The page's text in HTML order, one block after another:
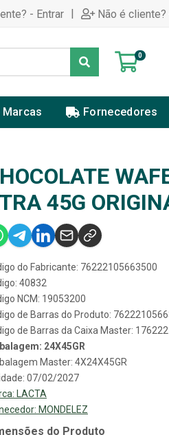
- Entrar | Não é
0
Marcas Fornecedores
45G
do Fabricante: 76222105663500
40832
NCM: 19053200
de Barras do Produto:
de Barras da Caixa Master:
24X45GR
Master: 4X24X45GR
07/02/2027
LACTA
MONDELEZ
do Produto